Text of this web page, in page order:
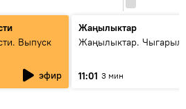
Выпуск
эфир
Жаңылыктар
Жаңылыктар.
11:01 3 мин